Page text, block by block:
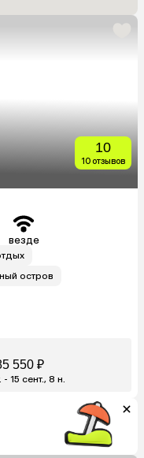
10
10 отзывов
везде
остров
550 ₽
- 15 сент., 8 н.